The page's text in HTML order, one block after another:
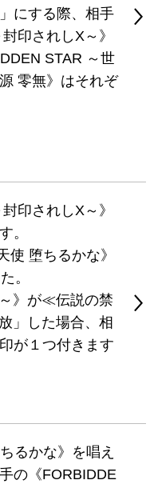
にする際、相手
印されしX～》
STAR ～世
零無》はそれぞ
印されしX～》
。
使 堕ちるかな》
。
》が≪伝説の禁
」した場合、相
が１つ付きます
るかな》を唱え
の《FORBIDDE